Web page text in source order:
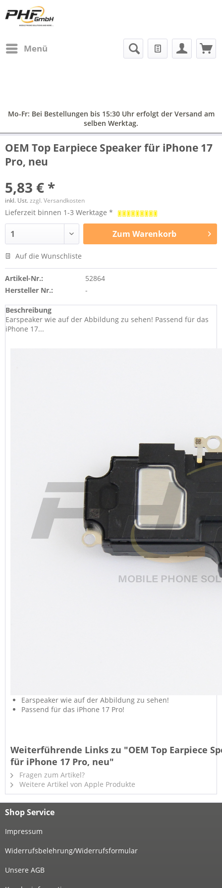
Menü
Mo-Fr: Bei Bestellungen bis 15:30 Uhr erfolgt der Versand am
selben Werktag.
OEM Top Earpiece Speaker für iPhone 17
Pro, neu
5,83 € *
inkl. Ust.zzgl. Versandkosten
Lieferzeit binnen 1-3 Werktage *
Zum Warenkorb
Auf die Wunschliste
Artikel-Nr.:
52864
Hersteller Nr.:
-
Beschreibung
Earspeaker wie auf der Abbildung zu sehen! Passend für das
iPhone 17...
Earspeaker wie auf der Abbildung zu sehen!
Passend für das iPhone 17 Pro!
Weiterführende Links zu "OEM Top Earpiece
für iPhone 17 Pro, neu"
Fragen zum Artikel?
Weitere Artikel von Apple Produkte
Shop Service
Impressum
Widerrufsbelehrung/Widerrufsformular
Unsere AGB